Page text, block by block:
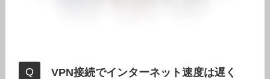
VPN接続でインターネット速度は遅く